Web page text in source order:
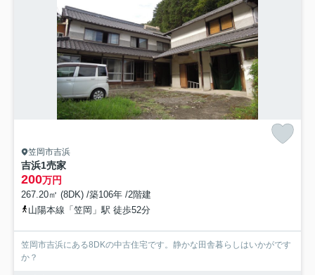
笠岡市吉浜
吉浜1売家
200万円
267.20㎡ (8DK) /築106年 /2階建
山陽本線「笠岡」駅 徒歩52分
笠岡市吉浜にある8DKの中古住宅です。静かな田舎暮らしはいかがです
か？